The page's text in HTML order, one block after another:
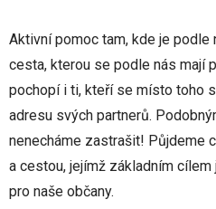
Aktivní pomoc tam, kde je podle
cesta, kterou se podle nás mají
pochopí i ti, kteří se místo toho
adresu svých partnerů.
nenecháme zastrašit! Půjdeme
a cestou, jejímž základním
pro naše občany.